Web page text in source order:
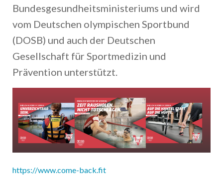
Bundesgesundheitsministeriums und wird
vom Deutschen olympischen Sportbund
(DOSB) und auch der Deutschen
Gesellschaft für Sportmedizin und
Prävention unterstützt.
https://www.come-back.fit